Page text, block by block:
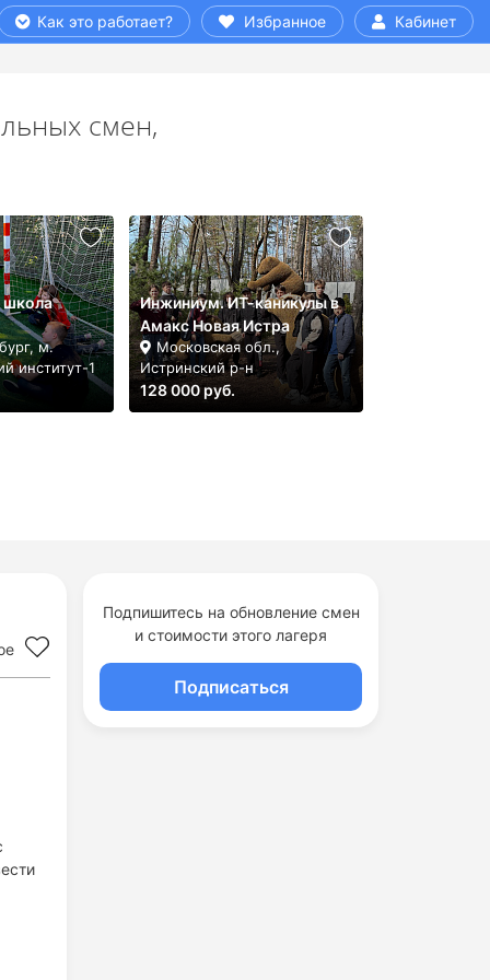
Как это работает? Избранное Кабинет
Подпишитесь на обновление смен
и стоимости этого лагеря
Подписаться
смен,
школа
м.
институт-1
Инжиниум. ИТ-каникулы в
Амакс Новая Истра
Московская обл.,
Истринский р-н
128 000 руб.